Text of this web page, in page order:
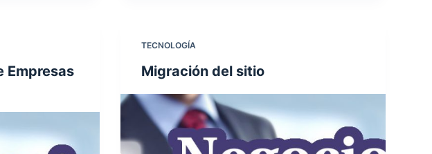
Empresas
TECNOLOGÍA
Migración del sitio